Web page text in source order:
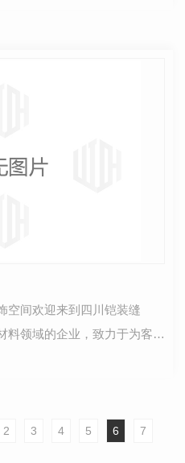
空间欢迎来到四川铠装缝
料领域的企业，致力于为客户
过多年的努力和不断创…
2 3 4 5 6
7